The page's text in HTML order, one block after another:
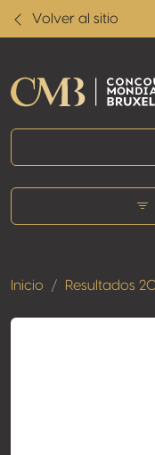
Volver al sitio
Inicio Resultados